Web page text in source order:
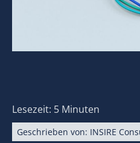
Lesezeit: 5 Minuten
Geschrieben von: INSIRE